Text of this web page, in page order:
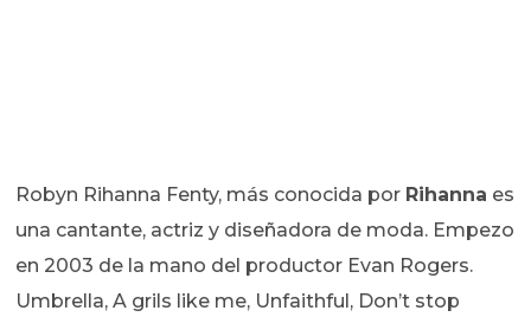
Robyn Rihanna Fenty, más conocida por Rihanna es
una cantante, actriz y diseñadora de moda. Empezo
en 2003 de la mano del productor Evan Rogers.
Umbrella, A grils like me, Unfaithful, Don’t stop